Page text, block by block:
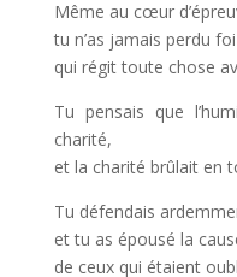
Même au cœur
tu n’as jamais perdu
qui régit toute chose
Tu pensais que
charité,
et la charité brûlait en
Tu défendais
et tu as épousé la
de ceux qui étaient